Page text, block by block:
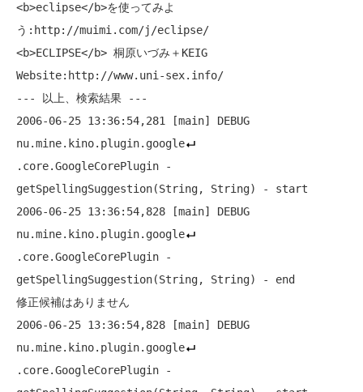
<b>eclipse</b>を使ってみよ
う:http://muimi.com/j/eclipse/
<b>ECLIPSE</b> 桐原いづみ＋KEIG
Website:http://www.uni-sex.info/
--- 以上、検索結果 ---
2006-06-25 13:36:54,281 [main] DEBUG
nu.mine.kino.plugin.google
.core.GoogleCorePlugin -
getSpellingSuggestion(String, String) - start
2006-06-25 13:36:54,828 [main] DEBUG
nu.mine.kino.plugin.google
.core.GoogleCorePlugin -
getSpellingSuggestion(String, String) - end
修正候補はありません
2006-06-25 13:36:54,828 [main] DEBUG
nu.mine.kino.plugin.google
.core.GoogleCorePlugin -